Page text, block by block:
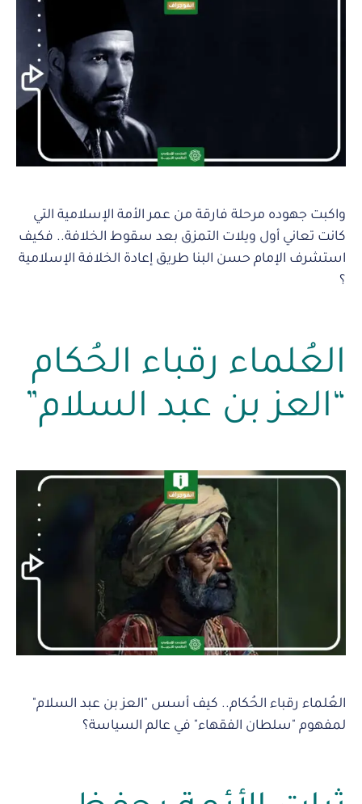
واكبت جهوده مرحلة فارقة من عمر الأمة الإسلامية التي
كانت تعاني أول ويلات التمزق بعد سقوط الخلافة.. فكيف
استشرف الإمام حسن البنا طريق إعادة الخلافة الإسلامية
؟
العُلماء رقباء الحُكام
“العز بن عبد السلام”
العُلماء رقباء الحُكام.. كيف أسس "العز بن عبد السلام"
لمفهوم "سلطان الفقهاء" في عالم السياسة؟